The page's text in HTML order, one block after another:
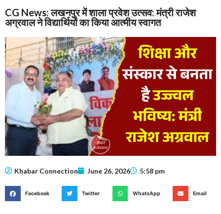
CG News: लखनपुर में शाला प्रवेश उत्सव: मंत्री राजेश
अग्रवाल ने विद्यार्थियों का किया आत्मीय स्वागत
Khabar Connection June 26, 2026 5:58 pm
Facebook Twitter WhatsApp Email